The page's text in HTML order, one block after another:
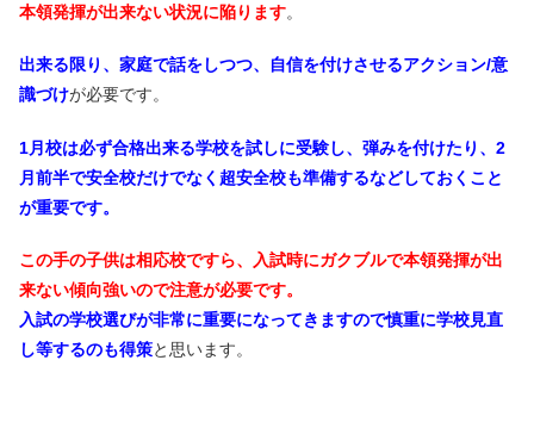
本領発揮が出来ない状況に陥ります。
出来る限り、家庭で話をしつつ、自信を付けさせるアクション/意
識づけが必要です。
1月校は必ず合格出来る学校を試しに受験し、弾みを付けたり、2
月前半で安全校だけでなく超安全校も準備するなどしておくこと
が重要です。
この手の子供は相応校ですら、入試時にガクブルで本領発揮が出
来ない傾向強いので注意が必要です。
入試の学校選びが非常に重要になってきますので慎重に学校見直
し等するのも得策と思います。